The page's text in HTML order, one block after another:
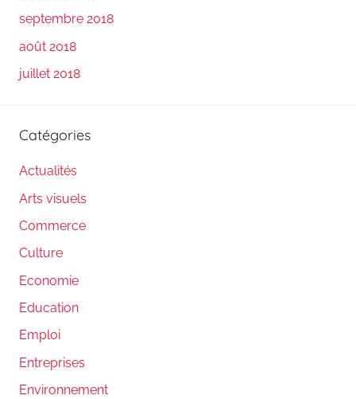
septembre 2018
août 2018
juillet 2018
Catégories
Actualités
Arts visuels
Commerce
Culture
Economie
Education
Emploi
Entreprises
Environnement